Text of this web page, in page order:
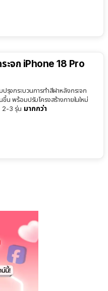
ะจก iPhone 18 Pro
รุงกระบวนการทำสีฝาหลังกระจก
น พร้อมปรับโครงสร้างภายในใหม่
2-3 รุ่น มากกว่า